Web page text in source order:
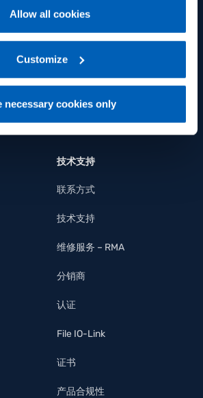
of personal data, at the following
Policy.
Allow all cookies
Customize
necessary cookies only
技术支持
联系方式
技术支持
维修服务 – RMA
分销商
认证
File IO-Link
证书
产品合规性